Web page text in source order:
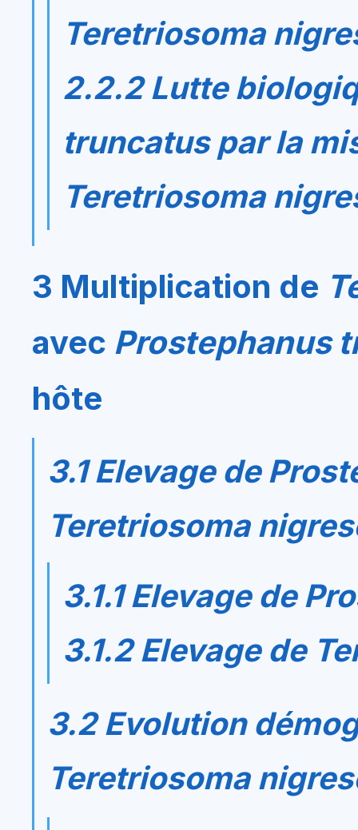
Teretriosoma
2.2.2 Lutte
truncatuspar la
Teretriosoma
3 Multiplication de
avec Prostephanus
hôte
3.1 Elevage de
Teretriosoma
3.1.1 Elevage de
3.1.2 Elevage de
3.2 Evolution
Teretriosoma